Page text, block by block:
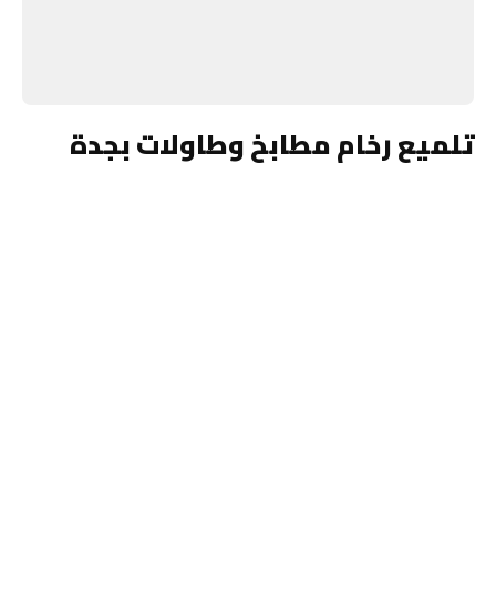
تلميع رخام مطابخ وطاولات بجدة